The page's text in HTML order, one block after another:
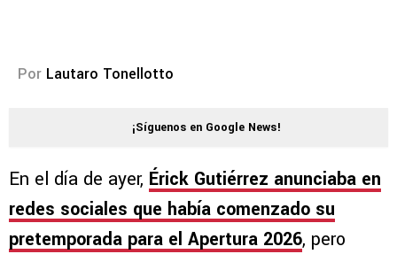
Por Lautaro Tonellotto
¡Síguenos en Google News!
En el día de ayer, Érick Gutiérrez anunciaba en
redes sociales que había comenzado su
pretemporada para el Apertura 2026, pero